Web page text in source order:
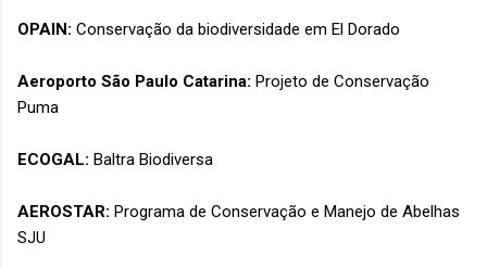
OPAIN: Conservação da biodiversidade em El Dorado
Aeroporto São Paulo Catarina: Projeto de Conservação
Puma
ECOGAL: Baltra Biodiversa
AEROSTAR: Programa de Conservação e Manejo de Abelhas
SJU